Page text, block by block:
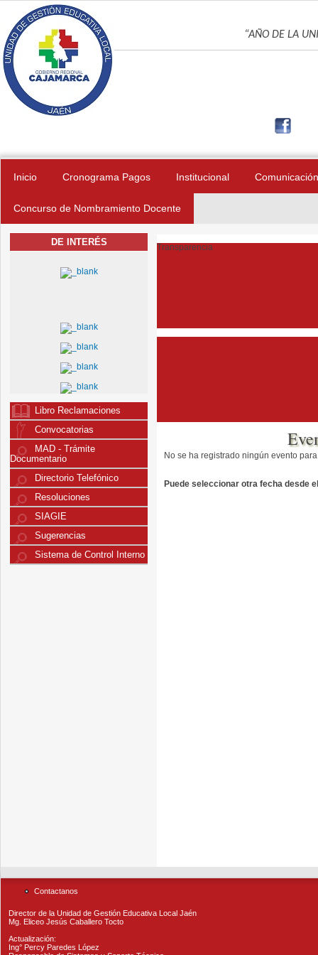
Pasar al contenido principal
“AÑO DE LA
Inicio Cronograma Pagos Institucional Comunicación
Concurso de Nombramiento Docente
DE INTERÉS
Libro Reclamaciones
Convocatorias
MAD - Trámite
Documentario
Directorio Telefónico
Resoluciones
SIAGIE
Sugerencias
Sistema de Control Interno
Transparencia
No se ha registrado ningún evento
Puede seleccionar otra fecha desde
Contactanos
Director de la Unidad de Gestión Educativa Local Jaén
Mg. Eliceo Jesús Caballero Tocto
Actualización:
Ing° Percy Paredes López